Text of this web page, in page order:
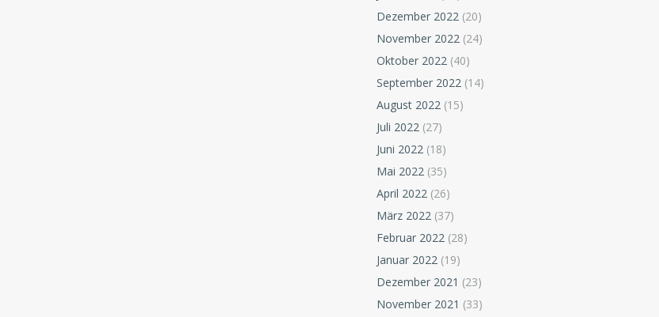
Dezember 2022 (20)
November 2022 (24)
Oktober 2022 (40)
September 2022 (14)
August 2022 (15)
Juli 2022 (27)
Juni 2022 (18)
Mai 2022 (35)
April 2022 (26)
März 2022 (37)
Februar 2022 (28)
Januar 2022 (19)
Dezember 2021 (23)
November 2021 (33)